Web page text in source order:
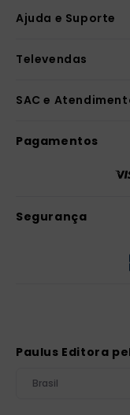
Ajuda e Suporte
Televendas
SAC e
Pagamentos
Segurança
Paulus Editora
Brasil